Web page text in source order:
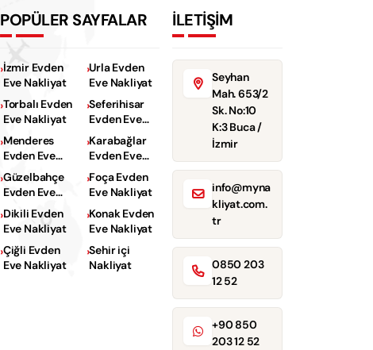
POPÜLER SAYFALAR
İzmir Evden
Eve Nakliyat
Urla Evden
Eve Nakliyat
Torbalı Evden
Eve Nakliyat
Seferihisar
Evden Eve
Nakliyat
Menderes
Evden Eve
Nakliyat
Karabağlar
Evden Eve
Nakliyat
Güzelbahçe
Evden Eve
Nakliyat
Foça Evden
Eve Nakliyat
Dikili Evden
Eve Nakliyat
Konak Evden
Eve Nakliyat
Çiğli Evden
Eve Nakliyat
Sehir içi
Nakliyat
İLETİŞİM
Seyhan
Mah. 653/2
Sk. No:10
K:3 Buca /
İzmir
info@myna
kliyat.com.
tr
0850 203
12 52
+90 850
203 12 52